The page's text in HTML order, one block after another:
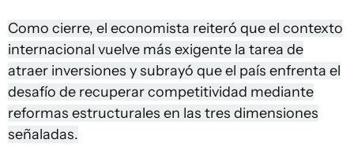
Como cierre, el economista reiteró que el contexto
internacional vuelve más exigente la tarea de
atraer inversiones y subrayó que el país enfrenta el
desafío de recuperar competitividad mediante
reformas estructurales en las tres dimensiones
señaladas.